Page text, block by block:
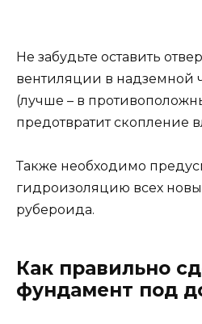
Не забудьте оставить
вентиляции в надземной
(лучше – в
предотвратит скопление
Также необходимо
гидроизоляцию всех
рубероида.
Как правильно
фундамент под